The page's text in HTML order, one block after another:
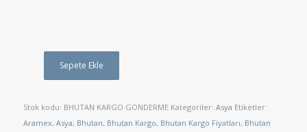
Sepete Ekle
Stok kodu: BHUTAN KARGO GONDERME Kategoriler: Asya Etiketler:
Aramex, Asya, Bhutan, Bhutan Kargo, Bhutan Kargo Fiyatları, Bhutan